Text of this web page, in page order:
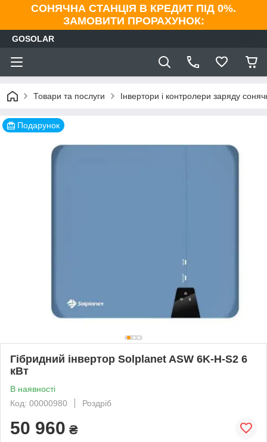
СОНЯЧНА СТАНЦІЯ В КРЕДИТ ПІД 0%.
ЗАМОВИТИ ПРОРАХУНОК:
GOSOLAR
Товари та послуги Інвертори і контролери заряду
Подарунок
Гібридний інвертор Solplanet ASW 6K-H-S2 6
кВт
В наявності
Код: 00000980
Роздріб
50 960 ₴